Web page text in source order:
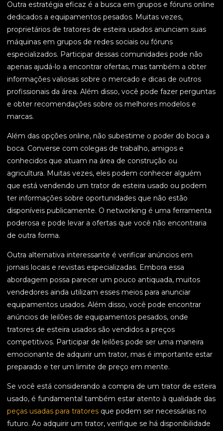
Outra estratégia eficaz é a busca em grupos e fóruns online
dedicados a equipamentos pesados. Muitas vezes,
proprietários de tratores de esteira usados anunciam suas
máquinas em grupos de redes sociais ou fóruns
especializados. Participar dessas comunidades pode não
apenas ajudá-lo a encontrar ofertas, mas também a obter
informações valiosas sobre o mercado e dicas de outros
profissionais da área. Além disso, você pode fazer perguntas
e obter recomendações sobre os melhores modelos e
marcas.
Além das opções online, não subestime o poder do boca a
boca. Converse com colegas de trabalho, amigos e
conhecidos que atuam na área de construção ou
agricultura. Muitas vezes, eles podem conhecer alguém
que está vendendo um trator de esteira usado ou podem
ter informações sobre oportunidades que não estão
disponíveis publicamente. O networking é uma ferramenta
poderosa e pode levar a ofertas que você não encontraria
de outra forma.
Outra alternativa interessante é verificar anúncios em
jornais locais e revistas especializadas. Embora essa
abordagem possa parecer um pouco antiquada, muitos
vendedores ainda utilizam esses meios para anunciar
equipamentos usados. Além disso, você pode encontrar
anúncios de leilões de equipamentos pesados, onde
tratores de esteira usados são vendidos a preços
competitivos. Participar de leilões pode ser uma maneira
emocionante de adquirir um trator, mas é importante estar
preparado e ter um limite de preço em mente.
Se você está considerando a compra de um trator de esteira
usado, é fundamental também estar atento à qualidade das
peças usadas para tratores que podem ser necessárias no
futuro. Ao adquirir um trator, verifique se há disponibilidade